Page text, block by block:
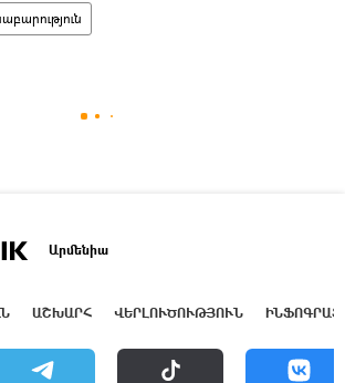
Արմենիա
ԱՇԽԱՐՀ ՎԵՐԼՈՒԾՈՒԹՅՈՒՆ